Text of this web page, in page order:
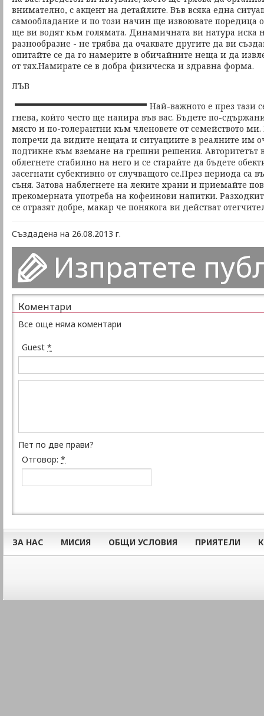
внимателно, с акцент на детайлите. Във всяка една
самообладание и по този начин ще извоювате поредица
ще ви водят към голямата. Динамичната ви натура иска
разнообразие - не трябва да очаквате другите да ви
опитайте се да го намерите в обичайните неща и да
от тях.Намирате се в добра физическа и здравна форма.
ЛЪВ
Най-важното е през тази
гнева, който често ще напира във вас. Бъдете по-
място и по-толерантни към членовете от семейството
попречи да видите нещата и ситуациите в реалните им
подтикне към вземане на грешни решения. Авторитетът
облегнете стабилно на него и се старайте да бъдете
засегнати субективно от случващото се.През периода са
съня. Затова наблегнете на леките храни и приемайте
прекомерната употреба на кофеинови напитки.
се отразят добре, макар че понякога ви действат
Създадена на 26.08.2013 г.
Изпратете
Коментари
Все още няма коментари
Guest *
Пет по две прави?
Отговор: *
ЗА НАС МИСИЯ ОБЩИ УСЛОВИЯ ПРИЯТЕЛИ